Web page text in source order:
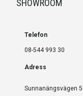
SHOWROOM
Telefon
08-544 993 30
Adress
Sunnanängsvägen 5